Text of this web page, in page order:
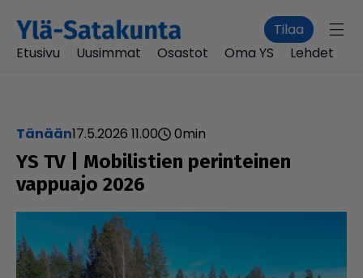
Tilaa
Etusivu
Uusimmat Osastot Oma YS Lehdet
Tänään17.5.2026 11.00 0min
YS TV | Mobi­lis­tien perin­tei­nen
vappuajo 2026